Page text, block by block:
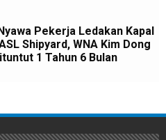
Pekerja Ledakan Kapal
Shipyard, WNA Kim Dong
1 Tahun 6 Bulan